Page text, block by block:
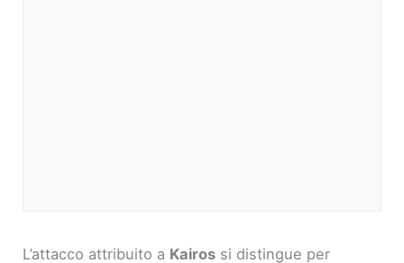
L’attacco attribuito a Kairos si distingue per